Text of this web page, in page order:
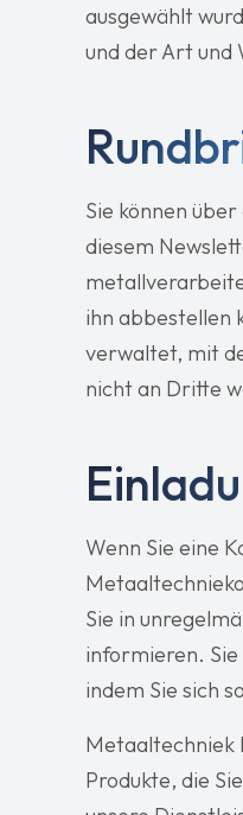
ausgewählt
und der Art und
Sie können
diesem
ihn abbestellen
verwaltet, mit
nicht an Dritte
Wenn Sie eine
Sie in
informieren.
indem Sie sich
Metaaltechniek
Produkte, die